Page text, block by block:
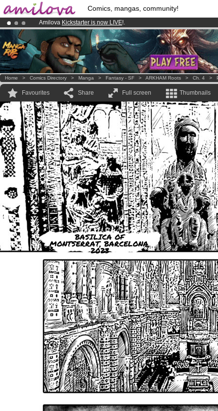
Comics, mangas, community!
Amilova Kickstarter is now LIVE!.
Already 100000membersand 1000comics & mangas!.
Premium membership from3.95 euros per month !Get membership
Home > Comics Directory > Manga > Fantasy - SF > ARKHAM Roots > Ch. 4 >
Favourites Share Full screen Thumbnails
BASILICA OF
MONTSERRAT, BARCELONA,
2023